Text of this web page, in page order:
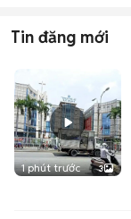
Tin đăng mới
1 phút trước 3